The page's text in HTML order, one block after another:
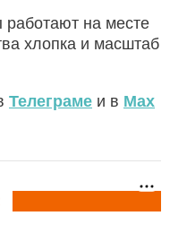
на месте
хлопка и масштаб
Телеграме и в Max